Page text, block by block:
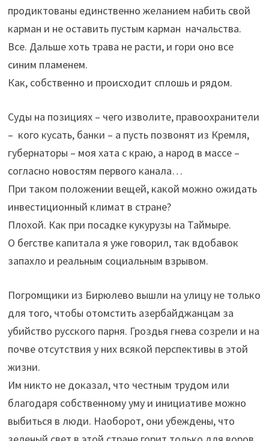
продиктованы единственно желанием набить свой
карман и не оставить пустым карман начальства.
Все. Дальше хоть трава не расти, и гори оно все
синим пламенем.
Как, собственно и происходит сплошь и рядом.
Суды на позициях – чего изволите, правоохранители
– кого кусать, банки – а пусть позвонят из Кремля,
губернаторы – моя хата с краю, а народ в массе –
согласно новостям первого канала…
При таком положении вещей, какой можно ожидать
инвестиционный климат в стране?
Плохой. Как при посадке кукурузы на Таймыре.
О бегстве капитала я уже говорил, так вдобавок
запахло и реальным социальным взрывом.
Погромщики из Бирюлево вышли на улицу не только
для того, чтобы отомстить азербайджанцам за
убийство русского парня. Гроздья гнева созрели и на
почве отсутствия у них всякой перспективы в этой
жизни.
Им никто не доказал, что честным трудом или
благодаря собственному уму и инициативе можно
выбиться в люди. Наоборот, они убеждены, что